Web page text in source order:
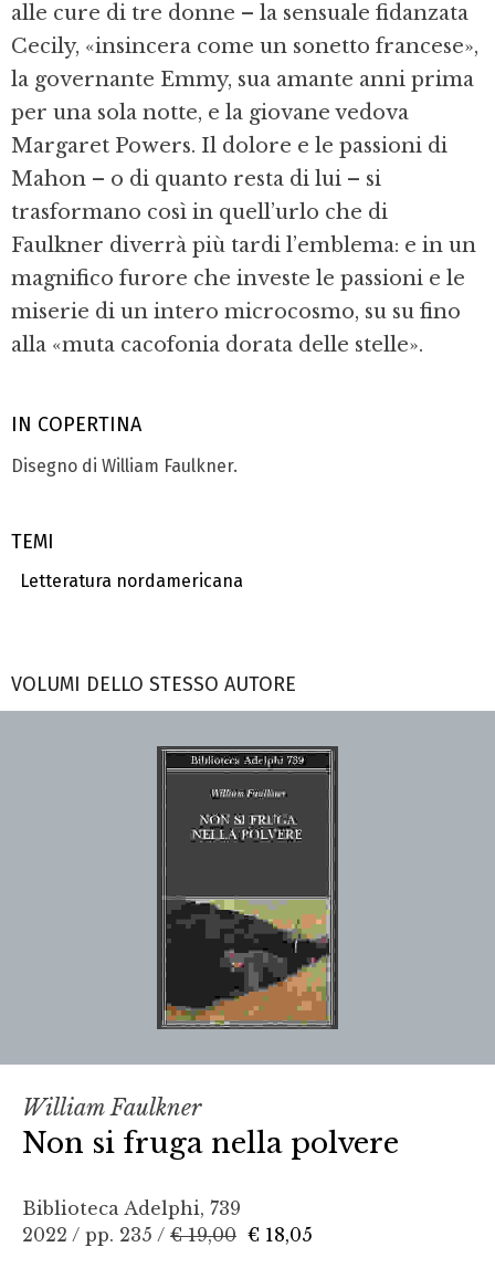
IN COPERTINA
Disegno di William Faulkner.
TEMI
Letteratura nordamericana
alle cure di tre donne – la sensuale fidanzata
Cecily, «insincera come un sonetto francese»,
la governante Emmy, sua amante anni prima
per una sola notte, e la giovane vedova
Margaret Powers. Il dolore e le passioni di
Mahon – o di quanto resta di lui – si
trasformano così in quell’urlo che di
Faulkner diverrà più tardi l’emblema: e in un
magnifico furore che investe le passioni e le
miserie di un intero microcosmo, su su fino
alla «muta cacofonia dorata delle stelle».
VOLUMI DELLO STESSO AUTORE
William Faulkner
Non si fruga nella polvere
Biblioteca Adelphi, 739
2022 / pp. 235 / € 19,00 € 18,05